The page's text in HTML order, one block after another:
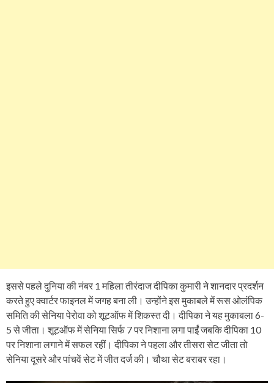
इससे पहले दुनिया की नंबर 1 महिला तीरंदाज दीपिका कुमारी ने शानदार प्रदर्शन
करते हुए क्वार्टर फाइनल में जगह बना ली। उन्होंने इस मुकाबले में रूस ओलंपिक
समिति की सेनिया पेरोवा को शूटऑफ में शिकस्त दी। दीपिका ने यह मुकाबला 6-
5 से जीता। शूटऑफ में सेनिया सिर्फ 7 पर निशाना लगा पाईं जबकि दीपिका 10
पर निशाना लगाने में सफल रहीं। दीपिका ने पहला और तीसरा सेट जीता तो
सेनिया दूसरे और पांचवें सेट में जीत दर्ज की। चौथा सेट बराबर रहा।